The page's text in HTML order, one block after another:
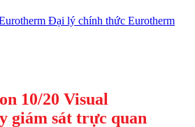
Đại lý chính thức Eurotherm
10/20 Visual
giám sát trực quan